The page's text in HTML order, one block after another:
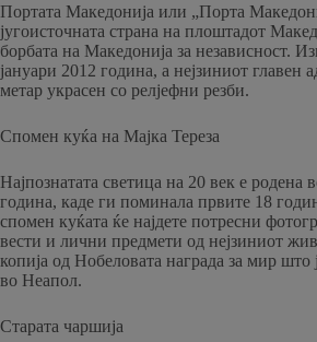
Портата Македонија или „Порта
југоисточната страна на плоштадот
борбата на Македонија за независност.
јануари 2012 година, а нејзиниот главен
метар украсен со релјефни резби.
Спомен куќа на Мајка Тереза
Најпознатата светица на 20 век е родена
година, каде ги поминала првите 18
спомен куќата ќе најдете потресни
вести и лични предмети од нејзиниот
копија од Нобеловата награда за мир што
во Неапол.
Старата чаршија